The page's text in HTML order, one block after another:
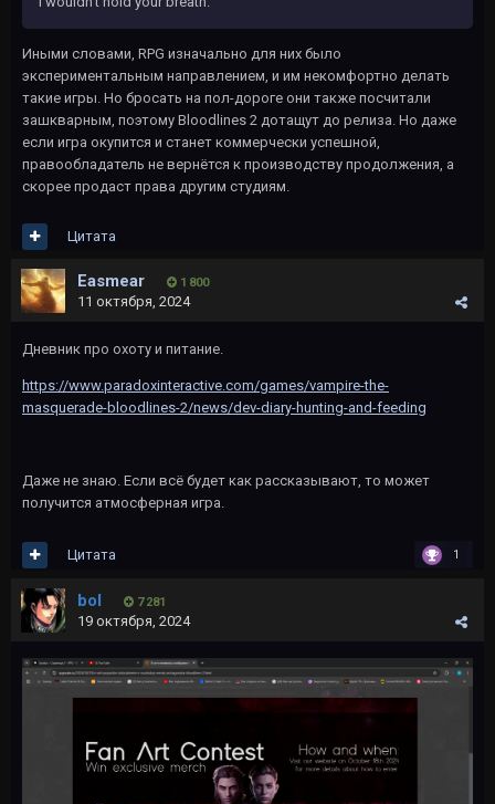
Иными словами, RPG изначально для них было
экспериментальным направлением, и им некомфортно делать
такие игры. Но бросать на пол-дороге они также посчитали
зашкварным, поэтому Bloodlines 2 дотащут до релиза. Но даже
если игра окупится и станет коммерчески успешной,
правообладатель не вернётся к производству продолжения, а
скорее продаст права другим студиям.
Цитата
Easmear 1 800
11 октября, 2024
Дневник про охоту и питание.
https://www.paradoxinteractive.com/games/vampire-the-
masquerade-bloodlines-2/news/dev-diary-hunting-and-feeding
Даже не знаю. Если всë будет как рассказывают, то может
получится атмосферная игра.
1
Цитата
bol 7 281
19 октября, 2024